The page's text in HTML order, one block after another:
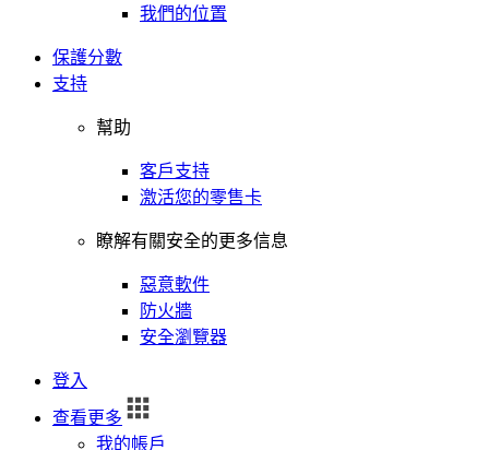
我們的位置
保護分數
支持
幫助
客戶支持
激活您的零售卡
瞭解有關安全的更多信息
惡意軟件
防火牆
安全瀏覽器
登入
查看更多
我的帳戶